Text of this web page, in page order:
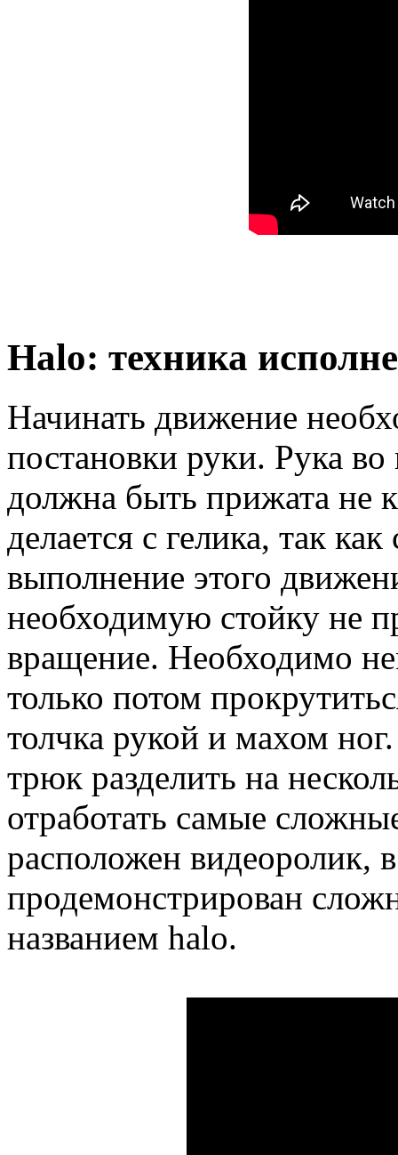
Halo: техника
Начинать движение
постановки руки. Рука
должна быть прижата не
делается с гелика, так
выполнение этого
необходимую стойку не
вращение. Необходимо
только потом
толчка рукой и махом
трюк разделить на
отработать самые
расположен видеоролик,
продемонстрирован
названием halo.